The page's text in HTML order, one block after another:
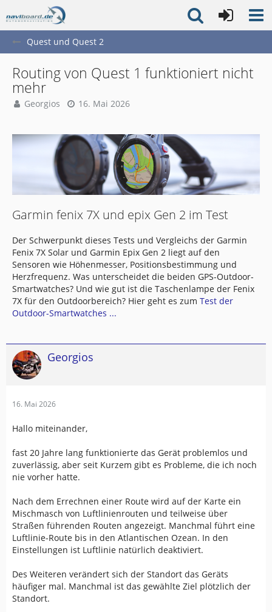
Quest und Quest 2
Routing von Quest 1 funktioniert nicht
mehr
Georgios 16. Mai 2026
Garmin fenix 7X und epix Gen 2 im Test
Der Schwerpunkt dieses Tests und Vergleichs der Garmin
Fenix 7X Solar und Garmin Epix Gen 2 liegt auf den
Sensoren wie Höhenmesser, Positionsbestimmung und
Herzfrequenz. Was unterscheidet die beiden GPS-Outdoor-
Smartwatches? Und wie gut ist die Taschenlampe der Fenix
7X für den Outdoorbereich? Hier geht es zum Test der
Outdoor-Smartwatches ...
Georgios
16. Mai 2026
Hallo miteinander,
fast 20 Jahre lang funktionierte das Gerät problemlos und
zuverlässig, aber seit Kurzem gibt es Probleme, die ich noch
nie vorher hatte.
Nach dem Errechnen einer Route wird auf der Karte ein
Mischmasch von Luftlinienrouten und teilweise über
Straßen führenden Routen angezeigt. Manchmal führt eine
Luftlinie-Route bis in den Atlantischen Ozean. In den
Einstellungen ist Luftlinie natürlich deaktiviert.
Des Weiteren verändert sich der Standort das Geräts
häufiger mal. Manchmal ist das gewählte Ziel plötzlich der
Standort.